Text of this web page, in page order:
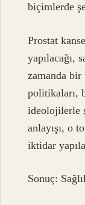
biçimlerde
Prostat
yapılacağı,
zamanda bir
politikaları,
ideolojilerle
anlayışı, o
iktidar
Sonuç: